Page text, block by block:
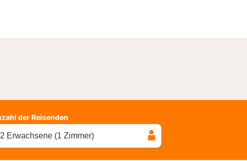
der Reisenden
2 Erwachsene (1 Zimmer)